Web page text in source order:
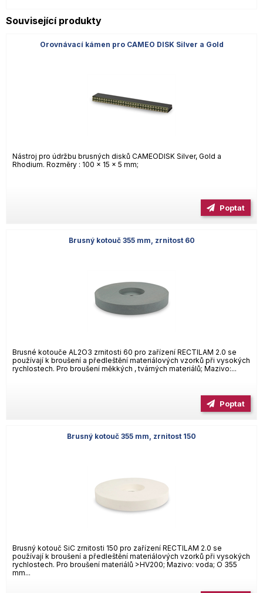
Související produkty
Orovnávací kámen pro CAMEO DISK Silver a Gold
Nástroj pro údržbu brusných disků CAMEODISK Silver, Gold a
Rhodium. Rozměry : 100 x 15 x 5 mm;
Poptat
Brusný kotouč 355 mm, zrnitost 60
Brusné kotouče AL2O3 zrnitosti 60 pro zařízení RECTILAM 2.0 se
používají k broušení a předleštění materiálových vzorků při vysokých
rychlostech. Pro broušení měkkých , tvárných materiálů; Mazivo:...
Poptat
Brusný kotouč 355 mm, zrnitost 150
Brusný kotouč SiC zrnitosti 150 pro zařízení RECTILAM 2.0 se
používají k broušení a předleštění materiálových vzorků při vysokých
rychlostech. Pro broušení materiálů >HV200; Mazivo: voda; O 355
mm...